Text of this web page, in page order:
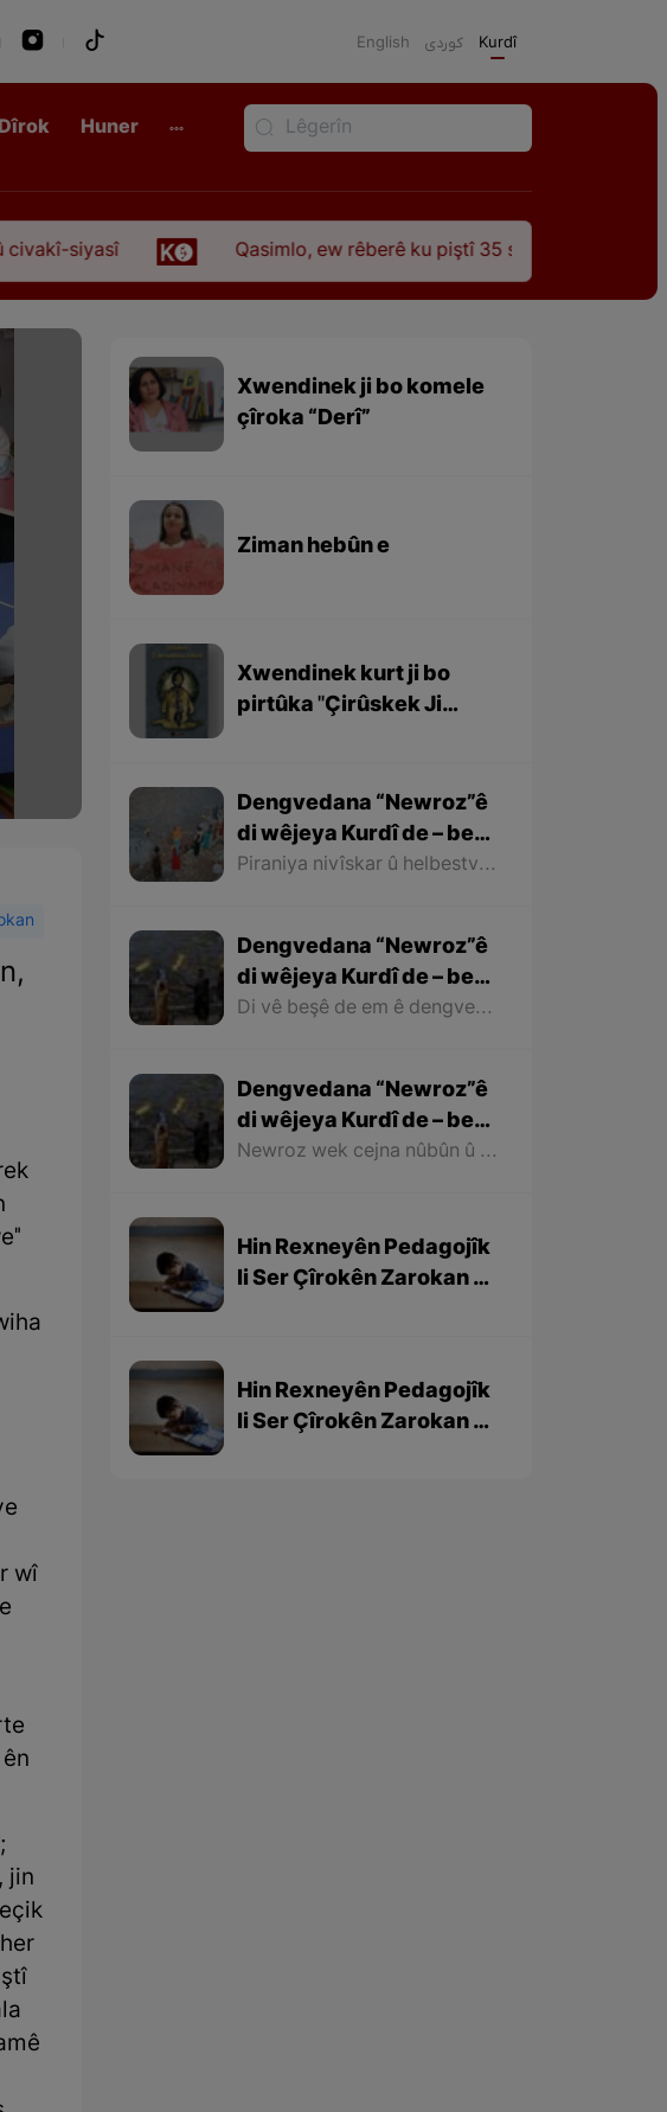
English كوردی Kurdî
Dîrok Huner
Qasimlo, ew rêberê ku piştî 35 sal ji şehîdbûna wî hê jî
wî
jin
Xwendinek ji bo komele
çîroka “Derî”
Ziman hebûn e
Xwendinek kurt ji bo
pirtûka ''Çirûskek Ji
Dengvedana “Newroz”ê
di wêjeya Kurdî de – beşa
dawî
Piraniya nivîskar û helbestvanên Kurd di helbest û deqên xwe de behsa Newrozê kirine ku ji ber nebûna derfetê em ê tenê îşareyê bi çend mînak ji helbestên wan bikin. Di dawiyê de ez dixwazim bibêjim ku helbestvanên wek “Muxlîs, Ewnî, Hejar, Zarî, Elî Heseniyanî, Jîla Huseynî, Mihemed Salih Dîlan, Esîrî, Nasir Axabira, Celal Melekşa, Şêrko Bêkes û Ebdulah Paşêw” û hwd, di çend helbestên xwe de behsa Newrozê kirine û bal kişandine ser Kurdistanîbûna Newrozê.
Dengvedana “Newroz”ê
di wêjeya Kurdî de – beşa
2yem
Di vê beşê de em ê dengvedana zêdetir a Newrozê di helbest û deqên Kurdî de rabixine ber çavan. Herwisa pêwîst e em îşare bi wê yekê jî bikin ku tevî wê ku em di vê gotarê de dengvedana “Newroz”ê di edebiyata Kurdî de dibînin, em ê hin nivîskar û helbestvanên xwe binêrin ku mixabin navê hin ji wan hatiye jibîrkirin.
Dengvedana “Newroz”ê
di wêjeya Kurdî de – beşa
1em
Newroz wek cejna nûbûn û azadiyê di wêjeya Kurdî de û li cem helbestvan û nivîskarên Kurd, hertim girîngiya xwe hebûye. Helbestvan û nivîskarên Kurd di helbest û nivîsên xwe de Newroz wek bedewiyek, dergeheke azadiyê û sembola rizgariya netewî bi kar anîne. Ev mijare jî vedigere bo girêdana înkarkirî ya Kurd û Kurdistanê bi Newrozê re.
Hin Rexneyên Pedagojîk
li Ser Çîrokên Zarokan –
Hin Rexneyên Pedagojîk
li Ser Çîrokên Zarokan –